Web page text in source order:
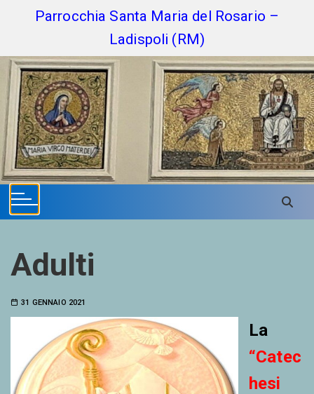
p
t
e
t
Parrocchia Santa Maria del Rosario –
Ladispoli (RM)
Adulti
31 GENNAIO 2021
La
“Catec
hesi